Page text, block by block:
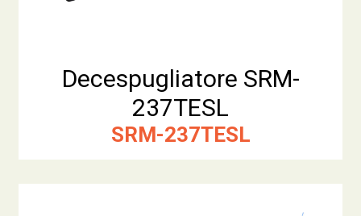
Decespugliatore SRM-
237TESL
SRM-237TESL